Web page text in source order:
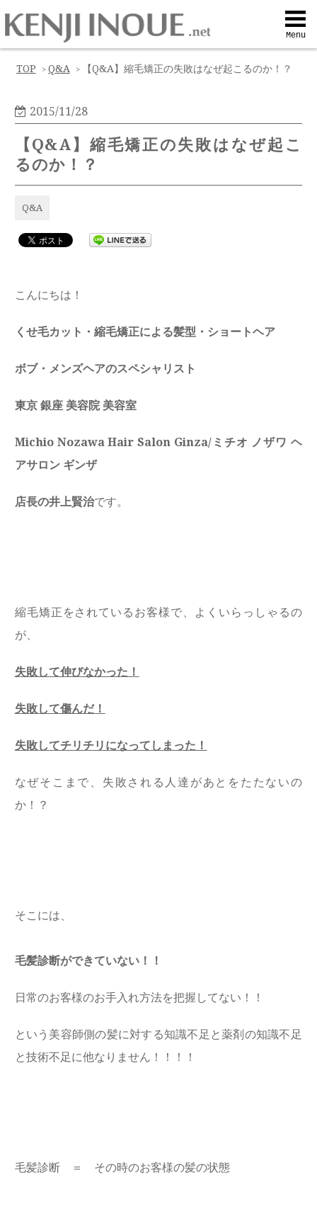
Menu
Q&A
Menu
喜びの声
TOP > Q&A > 【Q&A】縮毛矯正の失敗はなぜ起こるのか！？
2015/11/28
【Q&A】縮毛矯正の失敗はなぜ起こ
るのか！？
Q&A
こんにちは！
くせ毛カット・縮毛矯正による髪型・ショートヘア
ボブ・メンズヘアのスペシャリスト
東京 銀座 美容院 美容室
Michio Nozawa Hair Salon Ginza/ミチオ ノザワ ヘ
アサロン ギンザ
店長の井上賢治です。
縮毛矯正をされているお客様で、よくいらっしゃるの
が、
失敗して伸びなかった！
失敗して傷んだ！
失敗してチリチリになってしまった！
なぜそこまで、失敗される人達があとをたたないの
か！？
そこには、
毛髪診断ができていない！！
日常のお客様のお手入れ方法を把握してない！！
という美容師側の髪に対する知識不足と薬剤の知識不足
と技術不足に他なりません！！！！
毛髪診断 ＝ その時のお客様の髪の状態